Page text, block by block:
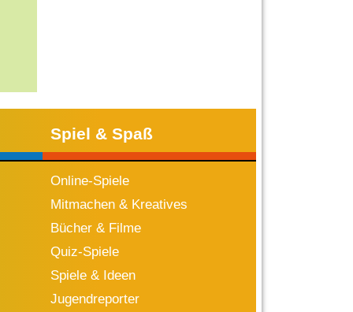
Spiel & Spaß
Online-Spiele
Mitmachen & Kreatives
Bücher & Filme
Quiz-Spiele
Spiele & Ideen
Jugendreporter